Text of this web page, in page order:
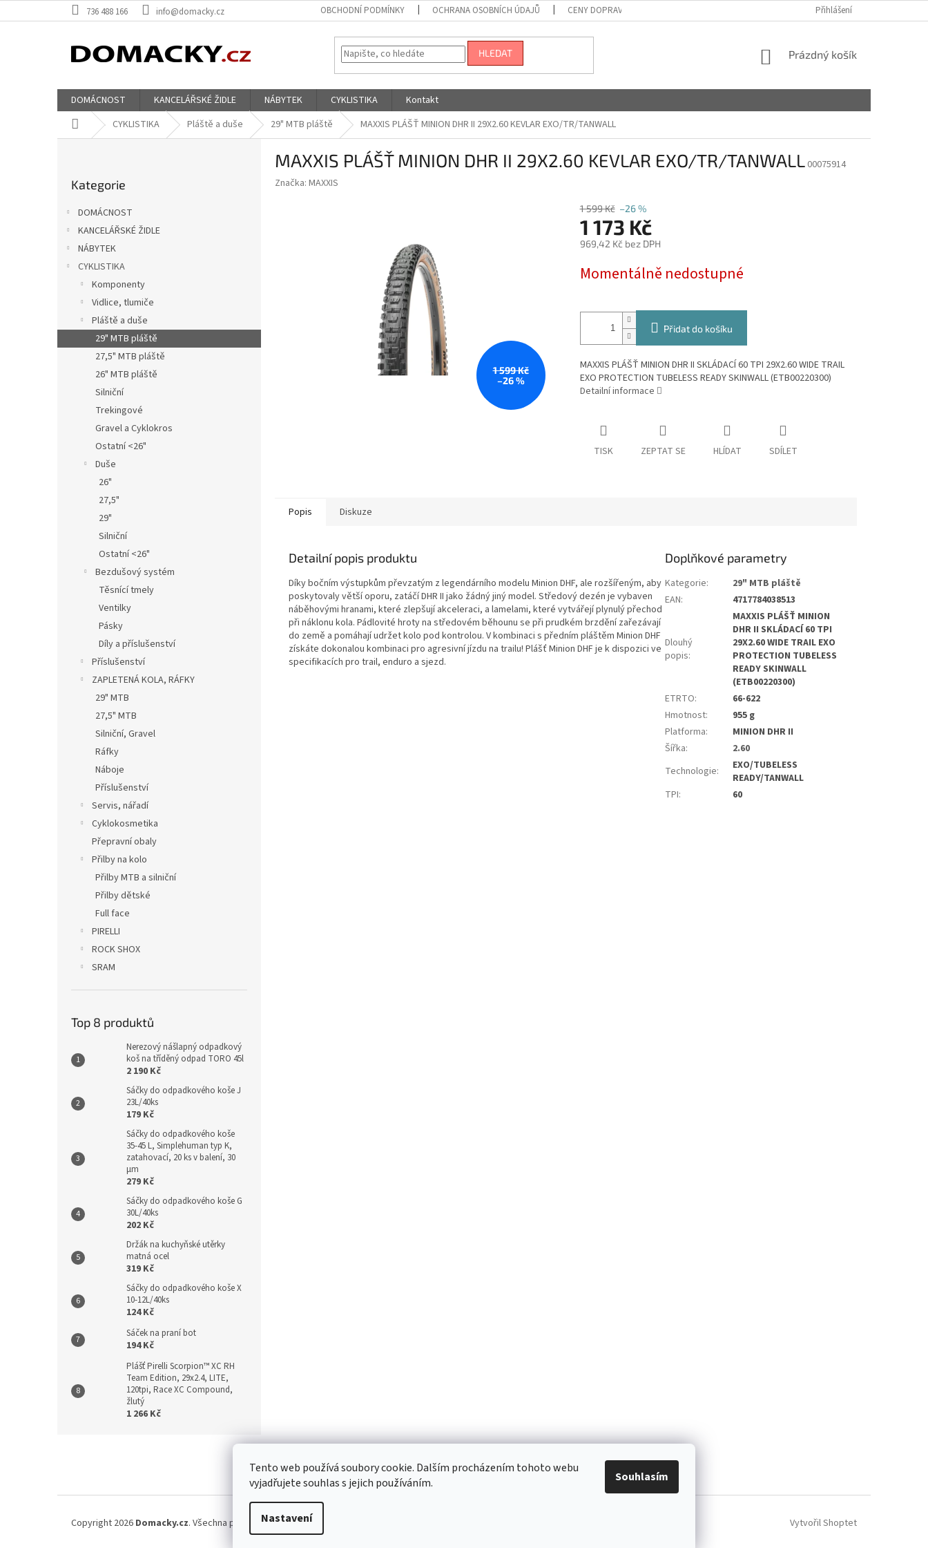
Tento web používá soubory cookie. Dalším procházením tohoto webu
vyjadřujete souhlas s jejich používáním.
Nastavení
Souhlasím
na
736 488 166 info@domacky.cz OBCHODNÍ PODMÍNKY OCHRANA OSOBNÍCH ÚDAJŮ CENY DOPRAVY Přihlášení
HLEDAT
NÁKUPNÍ
Prázdný košík
DOMÁCNOST KANCELÁŘSKÉ ŽIDLE NÁBYTEK CYKLISTIKA
Kontakt
Domů CYKLISTIKA Pláště a duše 29" MTB pláště MAXXIS PLÁŠŤ MINION DHR II 29X2.60 KEVLAR EXO/TR/TANWALL
e
l
kategorie
Kategorie
DOMÁCNOST
KANCELÁŘSKÉ ŽIDLE
NÁBYTEK
CYKLISTIKA
Komponenty
Vidlice, tlumiče
Pláště a duše
29" MTB pláště
27,5" MTB pláště
26" MTB pláště
Silniční
Trekingové
Gravel a Cyklokros
Ostatní <26"
Duše
26"
27,5"
29"
Silniční
Ostatní <26"
Bezdušový systém
Těsnící tmely
Ventilky
Pásky
Díly a příslušenství
Příslušenství
ZAPLETENÁ KOLA, RÁFKY
29" MTB
27,5" MTB
Silniční, Gravel
Ráfky
Náboje
Příslušenství
Servis, nářadí
Cyklokosmetika
Přepravní obaly
Přilby na kolo
Přilby MTB a silniční
Přilby dětské
Full face
PIRELLI
ROCK SHOX
SRAM
Top 8 produktů
Nerezový nášlapný odpadkový
koš na tříděný odpad TORO 45l
2 190 Kč
Sáčky do odpadkového koše J
23L/40ks
179 Kč
Sáčky do odpadkového koše
35-45 L, Simplehuman typ K,
zatahovací, 20 ks v balení, 30
µm
279 Kč
Sáčky do odpadkového koše G
30L/40ks
202 Kč
Držák na kuchyňské utěrky
matná ocel
319 Kč
Sáčky do odpadkového koše X
10-12L/40ks
124 Kč
Sáček na praní bot
194 Kč
Plášť Pirelli Scorpion™ XC RH
Team Edition, 29x2.4, LITE,
120tpi, Race XC Compound,
žlutý
1 266 Kč
MAXXIS PLÁŠŤ MINION DHR II 29X2.60 KEVLAR EXO/TR/TANWALL 00075914
Značka: MAXXIS
1 599 Kč
–26 %
1 599 Kč –26 %
1 173 Kč
969,42 Kč bez DPH
cena:
Momentálně nedostupné
Přidat do košíku
MAXXIS PLÁŠŤ MINION DHR II SKLÁDACÍ 60 TPI 29X2.60 WIDE TRAIL
EXO PROTECTION TUBELESS READY SKINWALL (ETB00220300)
Detailní informace
TISK ZEPTAT SE HLÍDAT SDÍLET
Popis Diskuze
Detailní popis produktu
Díky bočním výstupkům převzatým z legendárního modelu Minion DHF, ale rozšířeným, aby
poskytovaly větší oporu, zatáčí DHR II jako žádný jiný model. Středový dezén je vybaven
náběhovými hranami, které zlepšují akceleraci, a lamelami, které vytvářejí plynulý přechod
při náklonu kola. Pádlovité hroty na středovém běhounu se při prudkém brzdění zařezávají
do země a pomáhají udržet kolo pod kontrolou. V kombinaci s předním pláštěm Minion DHF
získáte dokonalou kombinaci pro agresivní jízdu na trailu! Plášť Minion DHF je k dispozici ve
specifikacích pro trail, enduro a sjezd.
Doplňkové parametry
Kategorie:
29" MTB pláště
EAN: 4717784038513
Dlouhý
popis:
MAXXIS PLÁŠŤ MINION
DHR II SKLÁDACÍ 60 TPI
29X2.60 WIDE TRAIL EXO
PROTECTION TUBELESS
READY SKINWALL
(ETB00220300)
ETRTO:
66-622
Hmotnost:
955 g
Platforma:
MINION DHR II
Šířka:
2.60
Technologie:
EXO/TUBELESS
READY/TANWALL
TPI: 60
Kontakt / Obchodní podmínky / Ochrana osobních údajů / Reklamace / Výměna, vrácení zboží
Vytvořil Shoptet
Copyright 2026 Domacky.cz. Všechna práva vyhrazena.Upravit nastavení cookies